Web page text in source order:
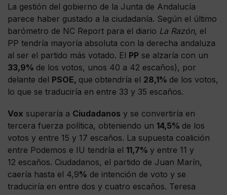
La gestión del gobierno de la Junta de Andalucía
parece haber gustado a la ciudadanía. Según el último
barómetro de NC Report para el diario La Razón, el
PP tendría mayoría absoluta con la derecha andaluza
al ser el partido más votado. El PP se alzaría con un
33,9% de los votos, unos 40 a 42 escaños), por
delante del PSOE, que obtendría el 28,1% de los votos,
lo que se traduciría en entre 33 y 35 escaños.
Vox superaría a Ciudadanos y se convertiría en
tercera fuerza política, obteniendo un 14,5% de los
votos y entre 15 y 17 escaños. La supuesta coalición
entre Podemos e IU tendría el 11,7% y entre 11 y
12 escaños. Ciudadanos, el partido de Juan Marín,
caería hasta el 4,9% de intención de voto y se
traduciría en entre dos y cuatro escaños. Teresa